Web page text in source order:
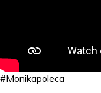
#Monikapoleca